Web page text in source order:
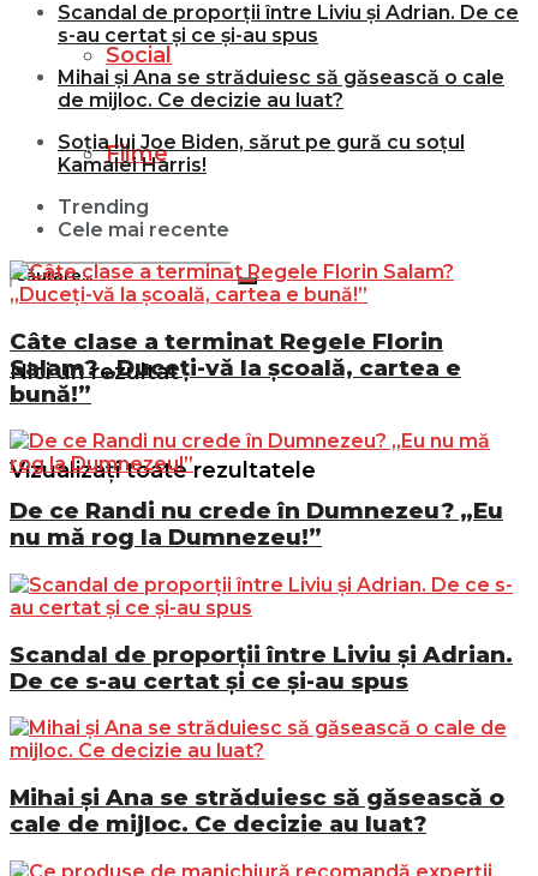
Social
Filme
Nici un rezultat
Vizualizați toate rezultatele
Scandal de proporții între Liviu și Adrian. De ce
s-au certat și ce și-au spus
Mihai și Ana se străduiesc să găsească o cale
de mijloc. Ce decizie au luat?
Soția lui Joe Biden, sărut pe gură cu soțul
Kamalei Harris!
Trending
Cele mai recente
Câte clase a terminat Regele Florin
Salam? „Duceți-vă la școală, cartea e
bună!”
De ce Randi nu crede în Dumnezeu? „Eu
nu mă rog la Dumnezeu!”
Scandal de proporții între Liviu și Adrian.
De ce s-au certat și ce și-au spus
Mihai și Ana se străduiesc să găsească o
cale de mijloc. Ce decizie au luat?